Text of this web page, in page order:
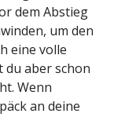
dem Abstieg
um den
eine volle
du aber schon
Wenn
an deine